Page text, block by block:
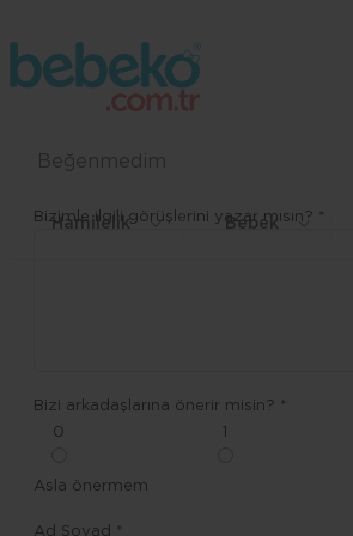
Hamilelik Bebek
Beğenmedim
Bizimle ilgili görüşlerini yazar mısın? *
Bizi arkadaşlarına önerir misin? *
0
Asla önermem
Ad Soyad *